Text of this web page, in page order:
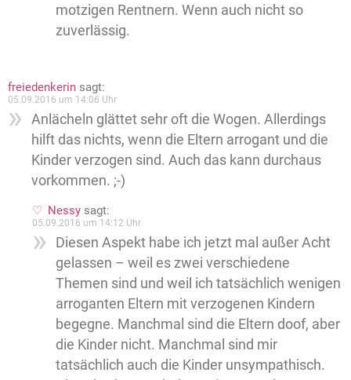
motzigen Rentnern. Wenn auch nicht so
zuverlässig.
freiedenkerin sagt:
05.09.2016 um 14:06 Uhr
Anlächeln glättet sehr oft die Wogen. Allerdings
hilft das nichts, wenn die Eltern arrogant und die
Kinder verzogen sind. Auch das kann durchaus
vorkommen. ;-)
Nessy sagt:
05.09.2016 um 14:12 Uhr
Diesen Aspekt habe ich jetzt mal außer Acht
gelassen – weil es zwei verschiedene
Themen sind und weil ich tatsächlich wenigen
arroganten Eltern mit verzogenen Kindern
begegne. Manchmal sind die Eltern doof, aber
die Kinder nicht. Manchmal sind mir
tatsächlich auch die Kinder unsympathisch.